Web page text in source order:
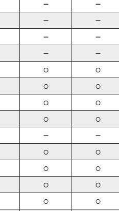
－ －
－ －
－ －
－ －
○ ○
○ ○
○ ○
○ ○
－ －
○ ○
○ ○
○ ○
○ ○